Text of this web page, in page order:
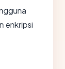
enkripsi